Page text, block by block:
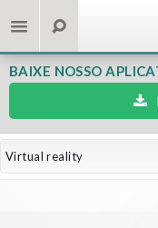
BAIXE NOSSO
Virtual reality